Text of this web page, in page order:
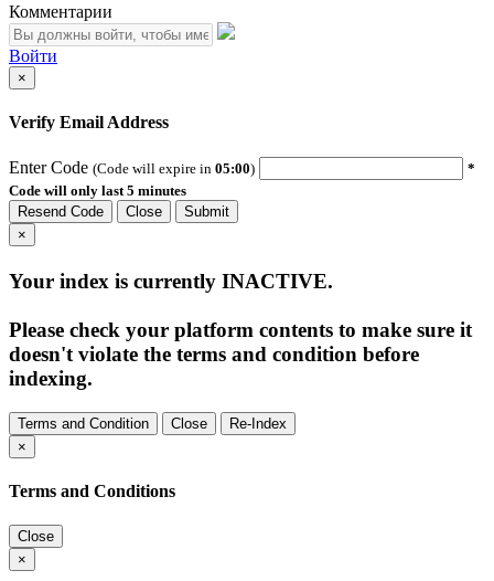
Комментарии
Войти
×
Verify Email Address
Enter Code (Code will expire in 05:00)
*
Code will only last 5 minutes
Resend Code
Close
Submit
×
Your index is currently INACTIVE.
Please check your platform contents to make sure it
doesn't violate the terms and condition before
indexing.
Terms and Condition Close
Re-Index
×
Terms and Conditions
Close
×